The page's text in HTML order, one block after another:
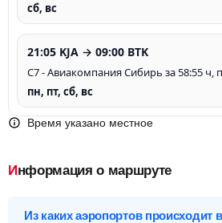
сб, вс
21:05 KJA → 09:00 BTK
С7 - Авиакомпания Сибирь за 58:55 ч,
пн, пт, сб, вс
Время указано местное
Информация о маршруте
Из каких аэропортов происходит